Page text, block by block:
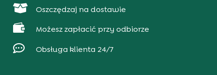
 Oszczędzaj na dostawie
 Możesz zapłacić przy odbiorze
 Obsługa klienta 24/7